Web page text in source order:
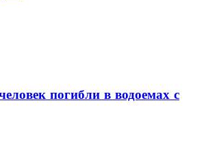
погибли в водоемах с